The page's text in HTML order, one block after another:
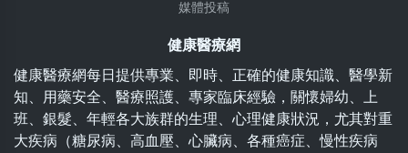
媒體投稿
健康醫療網
健康醫療網每日提供專業、即時、正確的健康知識、醫學新
知、用藥安全、醫療照護、專家臨床經驗，關懷婦幼、上
班、銀髮、年輕各大族群的生理、心理健康狀況，尤其對重
大疾病（糖尿病、高血壓、心臟病、各種癌症、慢性疾病